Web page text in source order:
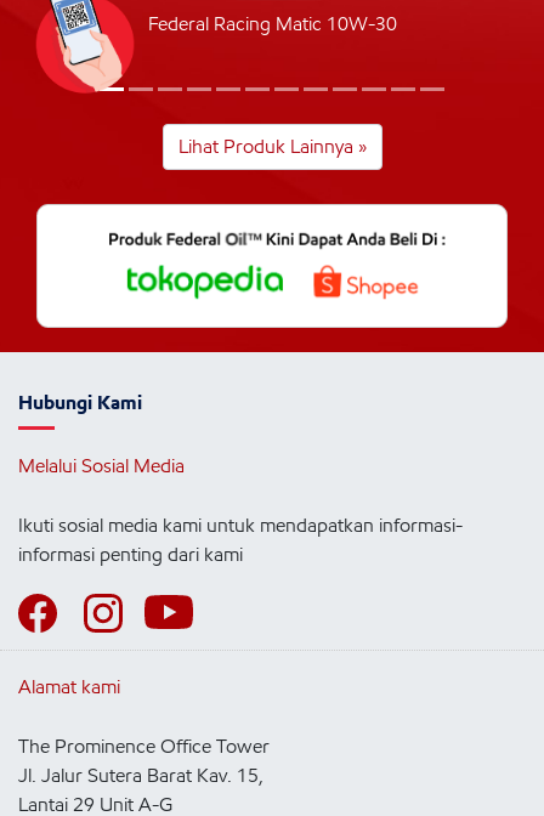
Federal Racing Matic 10W-30
Lihat Produk Lainnya »
Hubungi Kami
Melalui Sosial Media
Ikuti sosial media kami untuk mendapatkan informasi-
informasi penting dari kami
Alamat kami
The Prominence Office Tower
Jl. Jalur Sutera Barat Kav. 15,
Lantai 29 Unit A-G